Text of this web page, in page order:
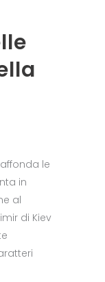
affonda le
in
al
di Kiev